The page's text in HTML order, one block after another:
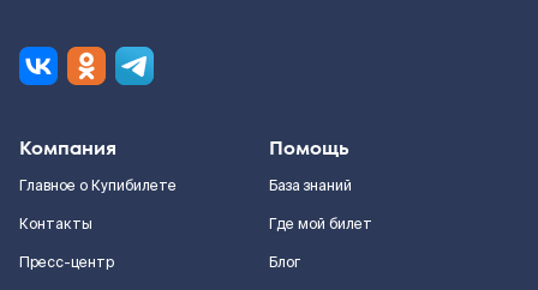
Компания
Главное о Купибилете
Контакты
Пресс-центр
Помощь
База знаний
Где мой билет
Блог